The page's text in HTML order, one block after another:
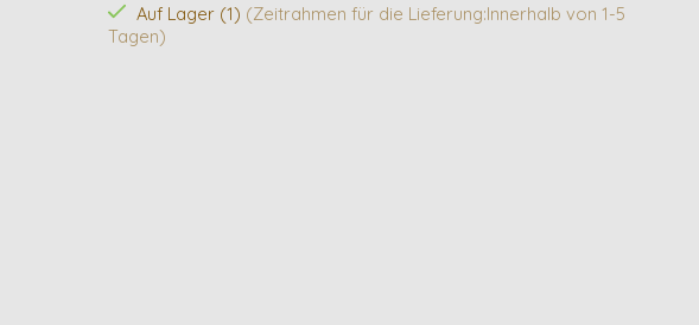
Auf Lager (1) (Zeitrahmen für die Lieferung:Innerhalb von 1-5
Tagen)